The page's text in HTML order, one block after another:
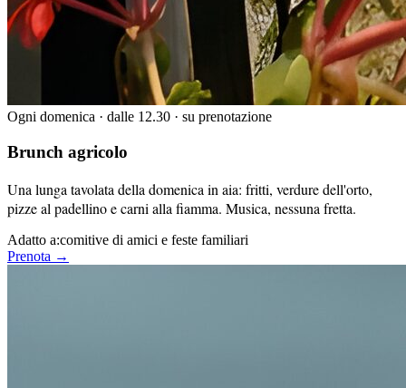
Ogni domenica · dalle 12.30 · su prenotazione
Brunch agricolo
Una lunga tavolata della domenica in aia: fritti, verdure dell'orto,
pizze al padellino e carni alla fiamma. Musica, nessuna fretta.
Adatto a:comitive di amici e feste familiari
Prenota →